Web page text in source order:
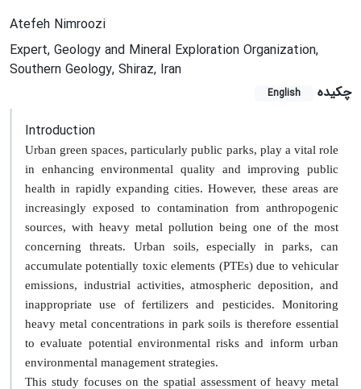
Atefeh Nimroozi
Expert, Geology and Mineral Exploration Organization,
Southern Geology, Shiraz, Iran
چکیده
English
Introduction
Urban green spaces, particularly public parks, play a vital role
in enhancing environmental quality and improving public
health in rapidly expanding cities. However, these areas are
increasingly exposed to contamination from anthropogenic
sources, with heavy metal pollution being one of the most
concerning threats. Urban soils, especially in parks, can
accumulate potentially toxic elements (PTEs) due to vehicular
emissions, industrial activities, atmospheric deposition, and
inappropriate use of fertilizers and pesticides. Monitoring
heavy metal concentrations in park soils is therefore essential
to evaluate potential environmental risks and inform urban
environmental management strategies.
This study focuses on the spatial assessment of heavy metal